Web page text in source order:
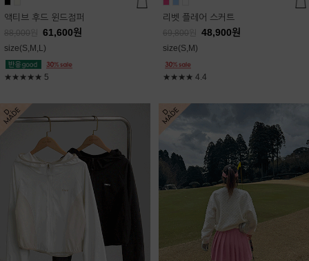
액티브 후드 윈드점퍼
88,000 61,600원
size(S,M,L)
★★★★★ 5
리벳 플레어 스커트
69,800 48,900원
size(S,M)
★★★★ 4.4